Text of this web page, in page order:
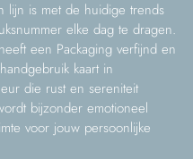
lijn is met de huidige trends
elke dag te dragen.
een Packaging verfijnd en
kaart in
die rust en sereniteit
bijzonder emotioneel
voor jouw persoonlijke